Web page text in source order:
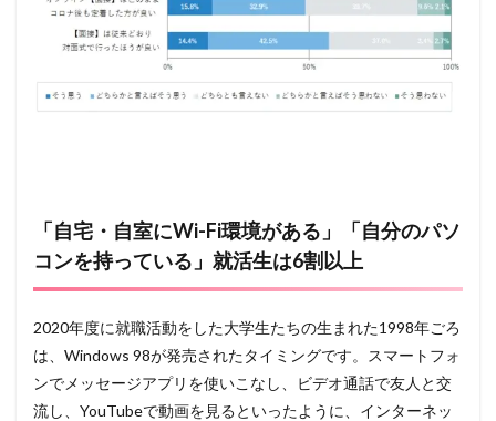
「自宅・自室にWi-Fi環境がある」「自分のパソ
コンを持っている」就活生は6割以上
2020年度に就職活動をした大学生たちの生まれた1998年ごろ
は、Windows 98が発売されたタイミングです。スマートフォ
ンでメッセージアプリを使いこなし、ビデオ通話で友人と交
流し、YouTubeで動画を見るといったように、インターネッ